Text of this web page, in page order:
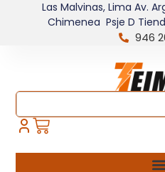
Las Malvinas, Lima Av.
Chimenea Psje D
946